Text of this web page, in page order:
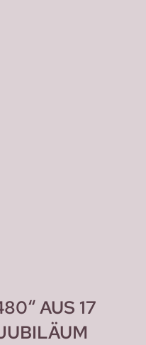
AUS 17